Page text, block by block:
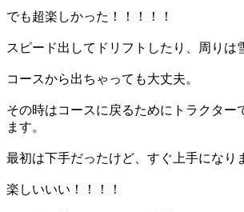
でも超楽しかった！！！！！
スピード出してドリフトしたり、周りは
コースから出ちゃっても大丈夫。
その時はコースに戻るためにトラクター
ます。
最初は下手だったけど、すぐ上手になり
楽しいいい！！！！